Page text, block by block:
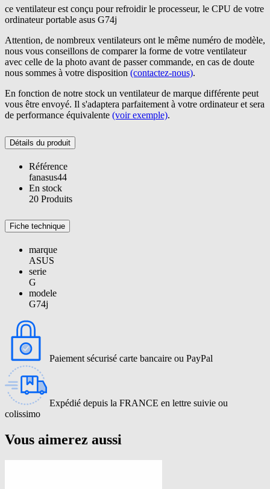
ce ventilateur est conçu pour refroidir le processeur, le CPU de votre
ordinateur portable asus G74j
Attention, de nombreux ventilateurs ont le même numéro de modèle,
nous vous conseillons de comparer la forme de votre ventilateur
avec celle de la photo avant de passer commande, en cas de doute
nous sommes à votre disposition (contactez-nous).
En fonction de notre stock un ventilateur de marque différente peut
vous être envoyé. Il s'adaptera parfaitement à votre ordinateur et sera
de performance équivalente (voir exemple).
Détails du produit
Référence
fanasus44
En stock
20 Produits
Fiche technique
marque
ASUS
serie
G
modele
G74j
Paiement sécurisé carte bancaire ou PayPal
Expédié depuis la FRANCE en lettre suivie ou
colissimo
Vous aimerez aussi